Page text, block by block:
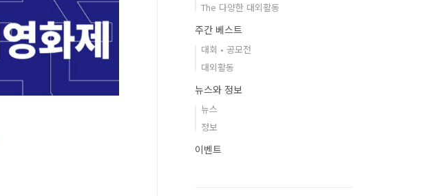
The 다양한 대외활동
주간 베스트
대회 • 공모전
대외활동
뉴스와 정보
뉴스
정보
이벤트